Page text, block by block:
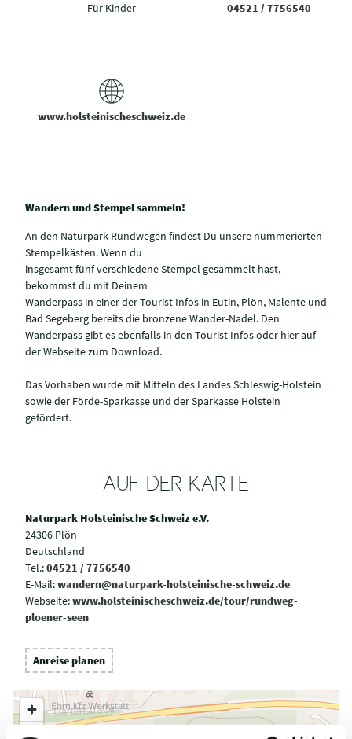
Für Kinder 04521 / 7756540
www.holsteinischeschweiz.de
Wandern und Stempel sammeln!
An den Naturpark-Rundwegen findest Du unsere nummerierten
Stempelkästen. Wenn du
insgesamt fünf verschiedene Stempel gesammelt hast,
bekommst du mit Deinem
Wanderpass in einer der Tourist Infos in Eutin, Plön, Malente und
Bad Segeberg bereits die bronzene Wander-Nadel. Den
Wanderpass gibt es ebenfalls in den Tourist Infos oder hier auf
der Webseite zum Download.
Das Vorhaben wurde mit Mitteln des Landes Schleswig-Holstein
sowie der Förde-Sparkasse und der Sparkasse Holstein
gefördert.
AUF DER KARTE
Naturpark Holsteinische Schweiz e.V.
24306 Plön
Deutschland
Tel.:04521 / 7756540
E-Mail:wandern@naturpark-holsteinische-schweiz.de
Webseite:www.holsteinischeschweiz.de/tour/rundweg-
ploener-seen
Anreise planen